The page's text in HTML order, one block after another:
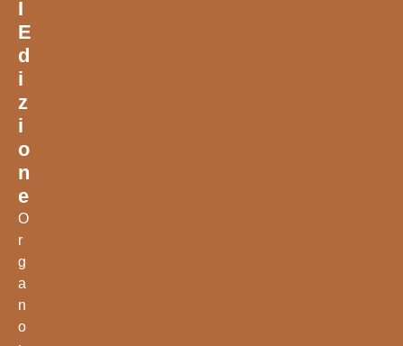
I
E
D
I
Z
I
O
N
E
O
r
g
a
n
o